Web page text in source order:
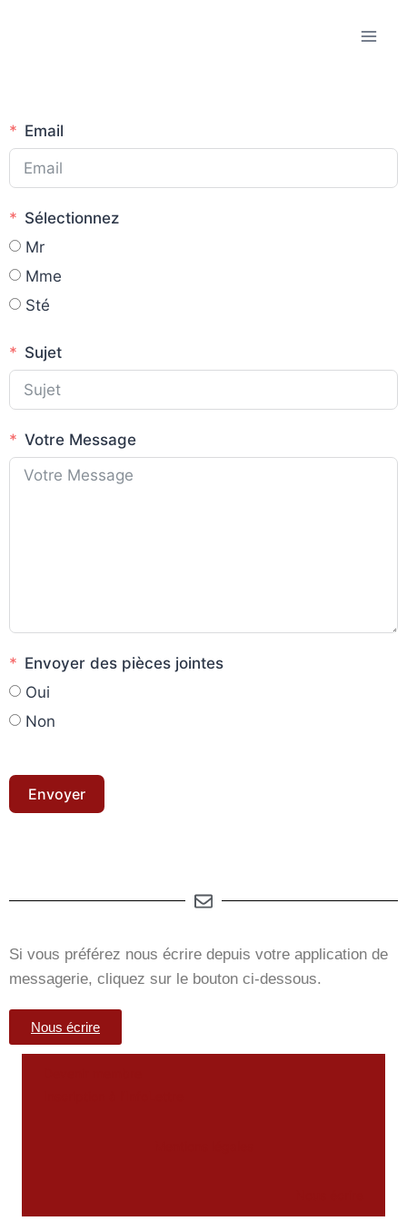
Email
Sélectionnez
Mr
Mme
Sté
Sujet
Votre Message
Envoyer des pièces jointes
Oui
Non
Envoyer
Si vous préférez nous écrire depuis votre application de
messagerie, cliquez sur le bouton ci-dessous.
Nous écrire